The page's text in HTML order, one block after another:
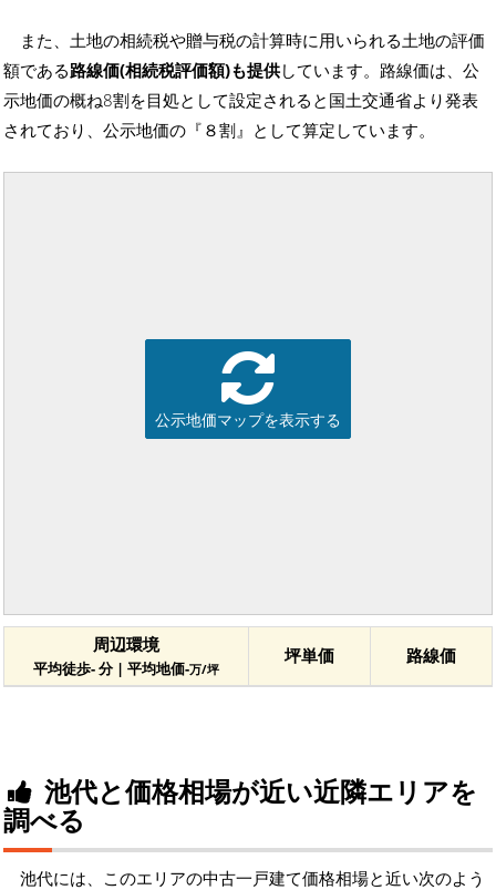
また、土地の相続税や贈与税の計算時に用いられる土地の評価
額である路線価(相続税評価額)も提供しています。路線価は、公
示地価の概ね8割を目処として設定されると国土交通省より発表
されており、公示地価の『８割』として算定しています。
公示地価マップを表示する
周辺環境
平均徒歩- 分 | 平均地価-万/坪
坪単価 路線価
池代と価格相場が近い近隣エリアを
調べる
池代には、このエリアの中古一戸建て価格相場と近い次のよう